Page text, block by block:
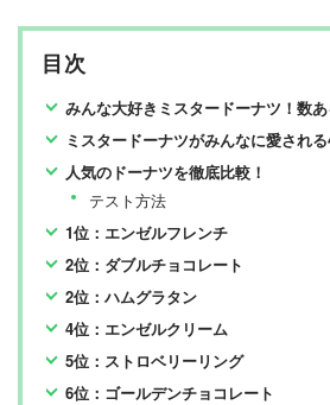
目次
みんな大好きミスタードーナツ！数ある
ミスタードーナツがみんなに愛され
人気のドーナツを徹底比較！
テスト方法
1位：エンゼルフレンチ
2位：ダブルチョコレート
2位：ハムグラタン
4位：エンゼルクリーム
5位：ストロベリーリング
6位：ゴールデンチョコレート